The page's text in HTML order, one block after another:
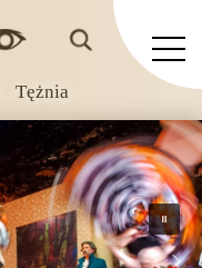
Tężnia